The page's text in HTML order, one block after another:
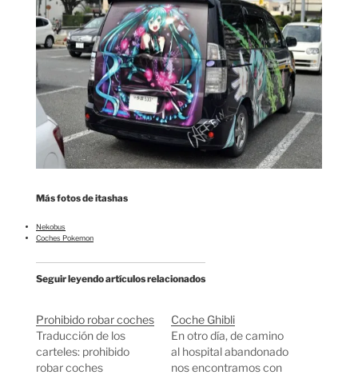
Más fotos de itashas
Nekobus
Coches Pokemon
Seguir leyendo artículos relacionados
Prohibido robar coches
Traducción de los
carteles: prohibido
robar coches
Coche Ghibli
En otro día, de camino
al hospital abandonado
nos encontramos con